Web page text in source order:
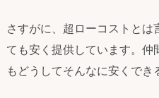
さすがに、超ローコストとは
ても安く提供しています。仲
もどうしてそんなに安くでき